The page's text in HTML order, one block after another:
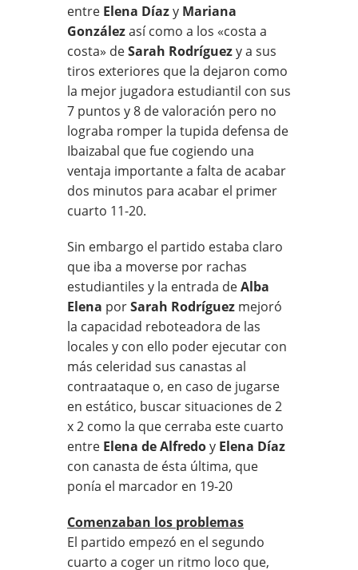
entre Elena Díazy Mariana
Gonzálezasí como a los «costa a
costa» deSarah Rodríguezy a sus
tiros exteriores que la dejaron como
la mejor jugadora estudiantil con sus
7 puntos y 8 de valoración pero no
lograba romper la tupida defensa de
Ibaizabal que fue cogiendo una
ventaja importante a falta de acabar
dos minutos para acabar el primer
cuarto 11-20.
Sin embargo el partido estaba claro
que iba a moverse por rachas
estudiantiles y la entrada deAlba
Elena porSarah Rodríguez mejoró
la capacidad reboteadora de las
locales y con ello poder ejecutar con
más celeridad sus canastas al
contraataque o, en caso de jugarse
en estático, buscar situaciones de 2
x 2 como la que cerraba este cuarto
entre Elena de Alfredoy Elena Díaz
con canasta de ésta última, que
ponía el marcador en 19-20
Comenzaban los problemas
El partido empezó en el segundo
cuarto a coger un ritmo loco que,